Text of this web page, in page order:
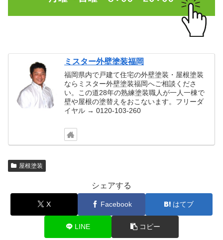
ミスター外壁塗装福岡
福岡県内で戸建て住宅の外壁塗装・屋根塗装
ならミスター外壁塗装福岡へご相談くださ
い。この道28年の熟練塗装職人が一人一棟で
壁や屋根の塗替えをおこないます。フリーダ
イヤル → 0120-103-260
屋根塗装
シェアする
X Facebook はてブ
LINE コピー